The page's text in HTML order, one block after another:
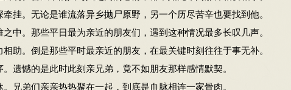
(rú)。
兄弟们亲亲热热聚在一起，到底是血脉相连一家骨肉。
笾用竹制，豆用木制。之：犹是。饫（yù）：宴饮同姓的私宴。一说酒
挂。无论是谁流落异乡抛尸原野，另一个历尽苦辛也要找到他。
中。那些平日最为亲近的朋友们，遇到这种情况最多长叹几声。
助。倒是那些平时最亲近的朋友，在最关键时刻往往于事无补。
遗憾的是此时此刻亲兄弟，竟不如朋友那样感情默契。
兄弟们亲亲热热聚在一起，到底是血脉相连一家骨肉。